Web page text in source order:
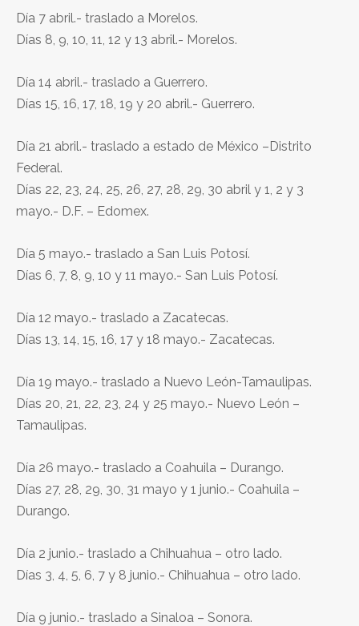
Día 7 abril.- traslado a Morelos.
Días 8, 9, 10, 11, 12 y 13 abril.- Morelos.
Día 14 abril.- traslado a Guerrero.
Días 15, 16, 17, 18, 19 y 20 abril.- Guerrero.
Día 21 abril.- traslado a estado de México –Distrito
Federal.
Días 22, 23, 24, 25, 26, 27, 28, 29, 30 abril y 1, 2 y 3
mayo.- D.F. – Edomex.
Día 5 mayo.- traslado a San Luis Potosí.
Días 6, 7, 8, 9, 10 y 11 mayo.- San Luis Potosí.
Día 12 mayo.- traslado a Zacatecas.
Días 13, 14, 15, 16, 17 y 18 mayo.- Zacatecas.
Día 19 mayo.- traslado a Nuevo León-Tamaulipas.
Días 20, 21, 22, 23, 24 y 25 mayo.- Nuevo León –
Tamaulipas.
Día 26 mayo.- traslado a Coahuila – Durango.
Días 27, 28, 29, 30, 31 mayo y 1 junio.- Coahuila –
Durango.
Día 2 junio.- traslado a Chihuahua – otro lado.
Días 3, 4, 5, 6, 7 y 8 junio.- Chihuahua – otro lado.
Día 9 junio.- traslado a Sinaloa – Sonora.